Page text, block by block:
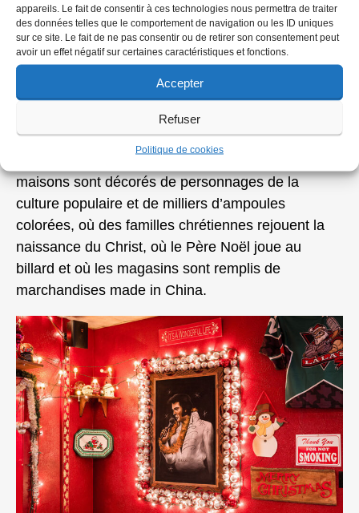
appareils. Le fait de consentir à ces technologies nous permettra de traiter
des données telles que le comportement de navigation ou les ID uniques
sur ce site. Le fait de ne pas consentir ou de retirer son consentement peut
avoir un effet négatif sur certaines caractéristiques et fonctions.
Accepter
Refuser
Politique de cookies
© Jesse Rieser
C’est un Noël où des soldats en mousse sculptée
gardent le Père Noël sur le parking d’une église,
où des milliers de personnes déguisées courent
maisons sont décorés de personnages de la
culture populaire et de milliers d’ampoules
colorées, où des familles chrétiennes rejouent la
naissance du Christ, où le Père Noël joue au
billard et où les magasins sont remplis de
marchandises made in China.